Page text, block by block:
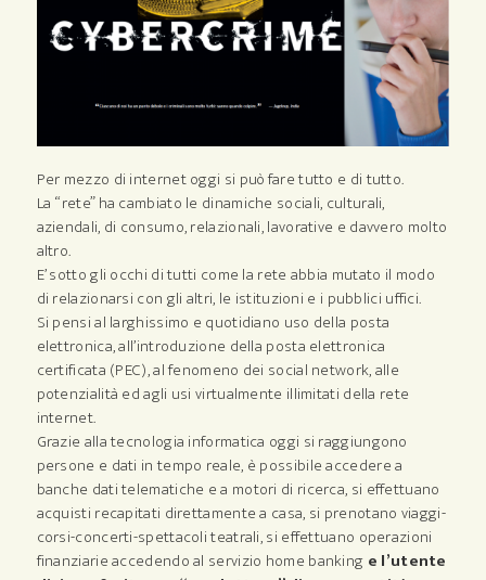
Per mezzo di internet oggi si può fare tutto e di tutto.
La “rete” ha cambiato le dinamiche sociali, culturali,
aziendali, di consumo, relazionali, lavorative e davvero molto
altro.
E’ sotto gli occhi di tutti come la rete abbia mutato il modo
di relazionarsi con gli altri, le istituzioni e i pubblici uffici.
Si pensi al larghissimo e quotidiano uso della posta
elettronica, all’introduzione della posta elettronica
certificata (PEC), al fenomeno dei social network, alle
potenzialità ed agli usi virtualmente illimitati della rete
internet.
Grazie alla tecnologia informatica oggi si raggiungono
persone e dati in tempo reale, è possibile accedere a
banche dati telematiche e a motori di ricerca, si effettuano
acquisti recapitati direttamente a casa, si prenotano viaggi-
corsi-concerti-spettacoli teatrali, si effettuano operazioni
finanziarie accedendo al servizio home banking e l’utente